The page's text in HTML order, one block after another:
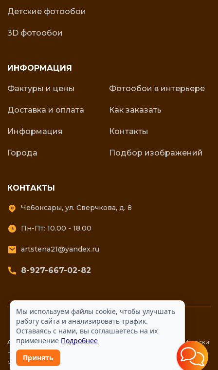
Детские фотообои
3D фотообои
ИНФОРМАЦИЯ
Фактуры и цены Фотообои в интерьере
Доставка и оплата Как заказать
Информация Контакты
Города Подбор изображений
КОНТАКТЫ
Чебоксары, ул. Сверчкова, д. 8
Пн-Пт: 10.00 - 18.00
artstena21@yandex.ru
8-927-667-02-82
ART Стена. Все права защищены ©
Купить Фотообои и фрески
на стену для кухни, спальни, зала с доставкой. Каталог
фотообоев и фресок. Фотообои в интерьере.
Мы используем файлы cookie, чтобы улучшать
работу сайта и анализировать трафик.
Оставаясь с нами, вы соглашаетесь на их
применение Подробнее
Принять